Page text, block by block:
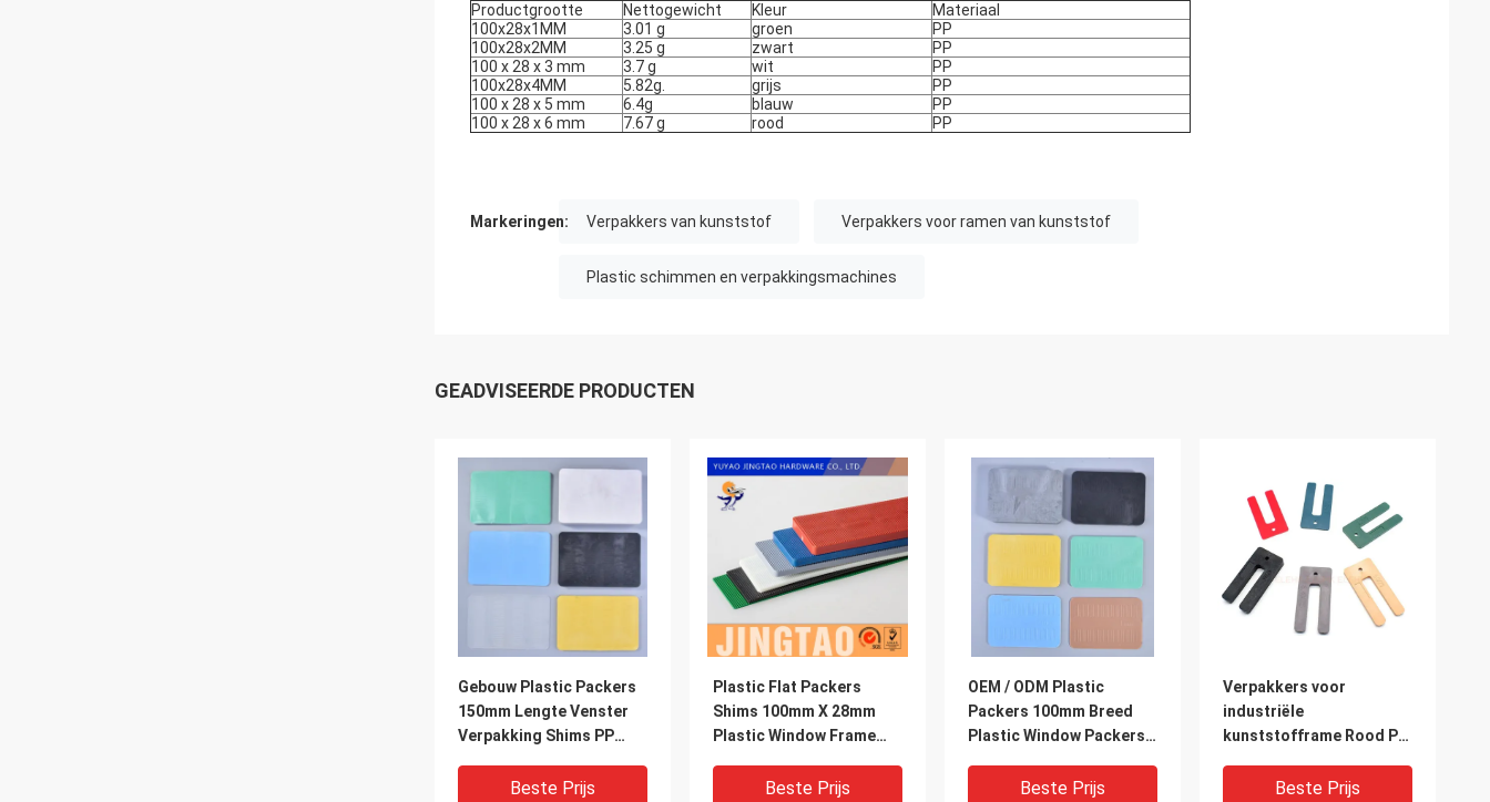
Productgrootte Nettogewicht Kleur
Materiaal
100x28x1MM
3.01 g groen
PP
100x28x2MM
3.25 g zwart
PP
100 x 28 x 3 mm
3.7 g wit
PP
100x28x4MM
5.82g. grijs
PP
100 x 28 x 5 mm
6.4g blauw
PP
100 x 28 x 6 mm
7.67 g rood PP
Markeringen: Verpakkers van kunststof Verpakkers voor ramen van kunststof
Plastic schimmen en verpakkingsmachines
GEADVISEERDE PRODUCTEN
Gebouw Plastic Packers
150mm Lengte Venster
Verpakking Shims PP
Beste Prijs
Plastic Flat Packers
Shims 100mm X 28mm
Plastic Window Frame
Beste Prijs
OEM / ODM Plastic
Packers 100mm Breed
Plastic Window Packers
Beste Prijs
Verpakkers voor
industriële
kunststofframe Rood PP
Beste Prijs